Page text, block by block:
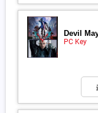
Devil
PC Key